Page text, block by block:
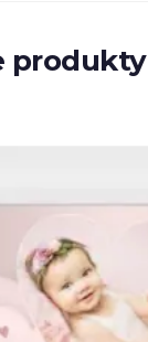
produkty